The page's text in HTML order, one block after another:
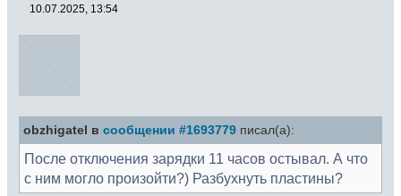
10.07.2025, 13:54
obzhigatel в сообщении #1693779 писал(а):
После отключения зарядки 11 часов остывал. А что
с ним могло произойти?) Разбухнуть пластины?